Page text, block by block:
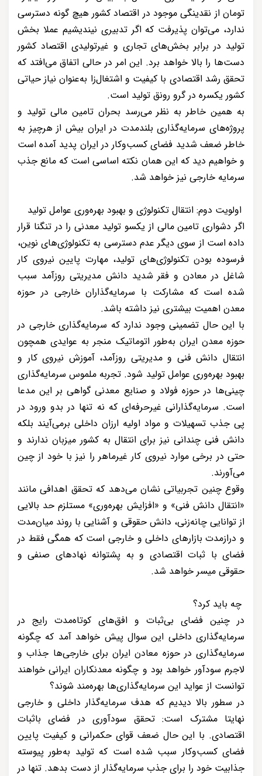
تومان از نقدینگی موجود در اقتصاد کشور هیچ گونه دسترسی
ندارد، می‌توان پذیرفت که اگر تدبیری نیندیشیم عملا بخش
تولید در برابر بخش‌های تجاری و غیرتولیدی اقتصاد کشور
دست‌ها را بالا خواهد برد. این امر در حالی اتفاق می‌افتد که
تحقق رشد اقتصادی با کیفیت و اشتغال‌زا به‌عنوان نیاز حیاتی
کشور یکسره در گرو رونق تولید است.
به همین خاطر به نظر می‌رسد بحران تامین مالی تولید و
پروژه‌های سرمایه‌گذاری بلندمدت در ایران بیش از هرچیز به
خاطر ضعف شدید فضای کسب‌وکار در ایران پدید آمده است
و خواهیم دید که این همان نکته اساسی است که مانع جذب
سرمایه خارجی نیز خواهد شد.
اولویت دوم: انتقال تکنولوژی و بهبود بهره‌وری عوامل تولید
اگر دشواری تامین مالی از یکسو تولید معدنی را در تنگنا قرار
داده است از سوی دیگر عدم دسترسی به تکنولوژی‌های نوین،
فرسوده بودن تکنولوژی‌های تولید، مهارت پایین نیروی کار
شاغل در معادن و فقر شدید دانش مدیریتی روزآمد سبب
شده است که مشارکت با سرمایه‌گذاران خارجی در حوزه
معدن اهمیت بیشتری نیز داشته باشد.
با این حال تضمینی وجود ندارد که سرمایه‌گذاری خارجی در
حوزه معدن ایران به‌طور اتوماتیک منجر به عوایدی همچون
انتقال دانش فنی و مدیریتی روزآمد، آموزش نیروی کار و
بهبود بهره‌وری عوامل تولید شود. تجربه ملموس سرمایه‌گذاری
چینی‌ها در حوزه فولاد و صنایع معدنی گواهی بر این مدعا
است. سرمایه‌گذارانی غیرحرفه‌ای که نه تنها در بدو ورود در
پی جذب تسهیلات و مواد اولیه ارزان داخلی برمی‌آیند بلکه
دانش فنی چندانی نیز برای انتقال به کشور میزبان ندارند و
حتی در برخی موارد نیروی کار غیرماهر را نیز با خود از چین
می‌آورند.
وقوع چنین تجربیاتی نشان می‌دهد که تحقق اهدافی مانند
«انتقال دانش فنی» و «افزایش بهره‌وری» مستلزم حد بالایی
از توانایی چانه‌زنی، دانش حقوقی و آشنایی با روند میان‌مدت
و درازمدت بازارهای داخلی و خارجی است که همگی فقط در
فضای با ثبات اقتصادی و به پشتوانه نهادهای صنفی و
حقوقی میسر خواهد شد.
چه باید کرد؟
در چنین فضای بی‌ثبات و افق‌های کوتاه‌مدت رایج در
سرمایه‌گذاری داخلی این سوال پیش خواهد آمد که چگونه
سرمایه‌گذاری در حوزه معادن ایران برای خارجی‌ها جذاب و
لاجرم سودآور خواهد بود و چگونه معدنکاران ایرانی خواهند
توانست از عواید این سرمایه‌گذاری‌ها بهره‌مند شوند؟
در سطور بالا دیدیم که هدف سرمایه‌گذار داخلی و خارجی
نهایتا مشترک است: تحقق سودآوری در فضای باثبات
اقتصادی. با این حال ضعف قوای حکمرانی و کیفیت پایین
فضای کسب‌وکار سبب شده است که تولید به‌طور پیوسته
جذابیت خود را برای جذب سرمایه‌گذار از دست بدهد. تنها در